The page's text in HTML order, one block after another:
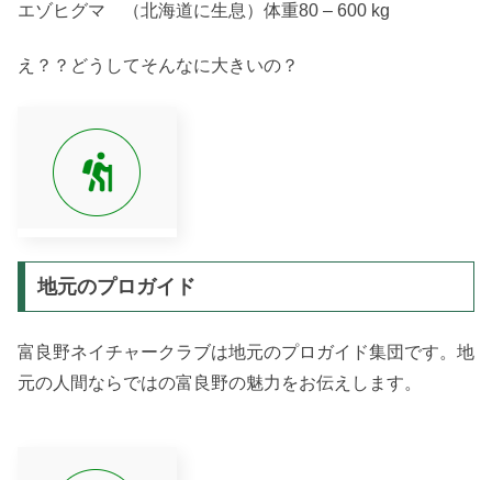
エゾヒグマ （北海道に生息）体重80 – 600 kg
え？？どうしてそんなに大きいの？
地元のプロガイド
富良野ネイチャークラブは地元のプロガイド集団です。地
元の人間ならではの富良野の魅力をお伝えします。